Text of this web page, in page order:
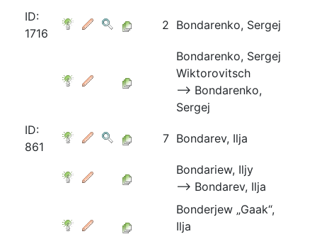
ID:
1716
2 Bondarenko, Sergej
Bondarenko, Sergej
Wiktorovitsch
⟶ Bondarenko,
Sergej
ID:
861
7 Bondarev, Ilja
Bondariew, Iljy
⟶ Bondarev, Ilja
Bonderjew „Gaak“,
Ilja